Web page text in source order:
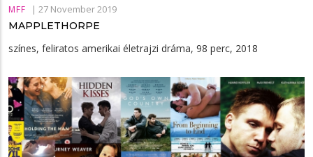
MFF | 27 November 2019
MAPPLETHORPE
színes, feliratos amerikai életrajzi dráma, 98 perc, 2018